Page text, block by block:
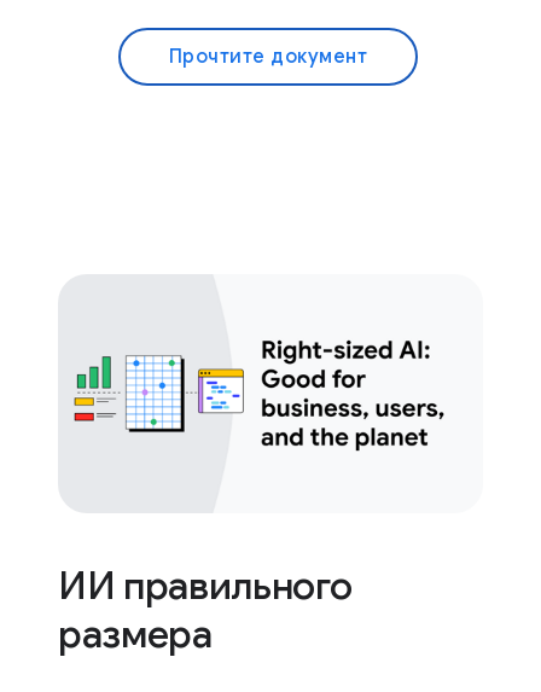
Прочтите документ
ИИ правильного
размера